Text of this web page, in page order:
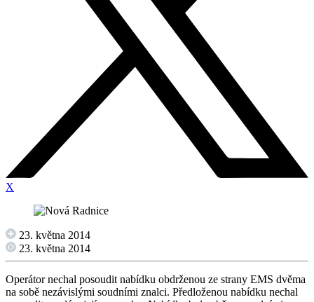
X
23. května 2014
23. května 2014
Operátor nechal posoudit nabídku obdrženou ze strany EMS dvěma
na sobě nezávislými soudními znalci. Předloženou nabídku nechal